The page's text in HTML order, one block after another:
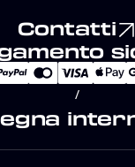
Contatti
/